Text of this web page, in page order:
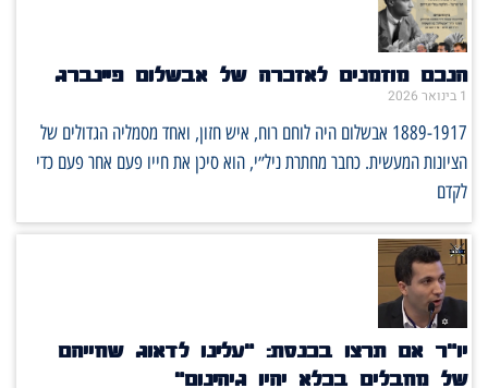
הנכם מוזמנים לאזכרה של אבשלום פיינברג
1 בינואר 2026
1889-1917 אבשלום היה לוחם רוח, איש חזון, ואחד מסמליה הגדולים של
הציונות המעשית. כחבר מחתרת ניל״י, הוא סיכן את חייו פעם אחר פעם כדי
לקדם
יו״ר אם תרצו בכנסת: ״עלינו לדאוג שחייהם
של מחבלים בכלא יהיו גיהינום״